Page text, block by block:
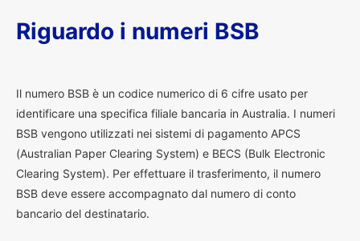
Riguardo i numeri BSB
Il numero BSB è un codice numerico di 6 cifre usato per
identificare una specifica filiale bancaria in Australia. I numeri
BSB vengono utilizzati nei sistemi di pagamento APCS
(Australian Paper Clearing System) e BECS (Bulk Electronic
Clearing System). Per effettuare il trasferimento, il numero
BSB deve essere accompagnato dal numero di conto
bancario del destinatario.